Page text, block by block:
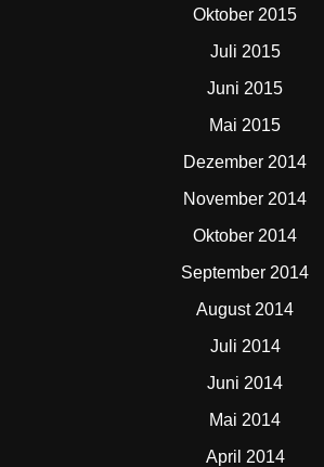
Oktober 2015
Juli 2015
Juni 2015
Mai 2015
Dezember 2014
November 2014
Oktober 2014
September 2014
August 2014
Juli 2014
Juni 2014
Mai 2014
April 2014